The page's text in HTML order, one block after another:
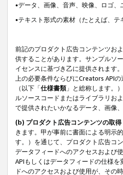
•データ、画像、音声、映像、ロゴ
•テキスト形式の素材（たとえば、テ
前記のプロダクト広告コンテンツお
供することがあります。サンプルソ
イセンスに基づき乙に提供されます
上の必要条件ならびにCreators API
（以下「仕様書類」と総称します。
ルソースコードまたはライブラリお
で提供されたいかなるデータ、画像
(b) プロダクト広告コンテンツの取
きます。甲が事前に書面による明示
す。）を通じて、プロダクト広告コ
データフィードへのアクセスおよび
APIもしくはデータフィードの仕様
ドへのアクセスおよび使用が、その